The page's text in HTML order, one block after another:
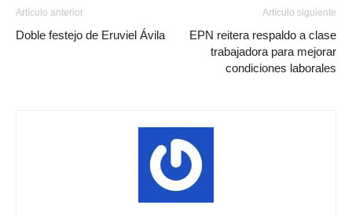
Artículo anterior
Doble festejo de Eruviel Ávila
Artículo siguiente
EPN reitera respaldo a clase
trabajadora para mejorar
condiciones laborales